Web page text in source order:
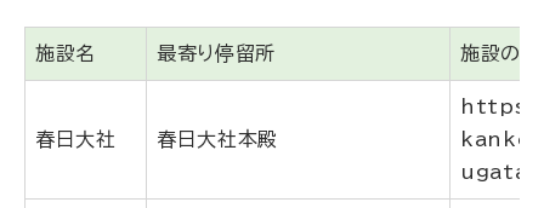
施設名 最寄り停留所 施設の
春日大社 春日大社本殿